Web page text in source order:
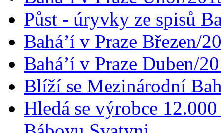
Půst - úryvky ze spisů
Bahá’í v Praze Březen/
Bahá’í v Praze Duben/
Blíží se Mezinárodní
Hledá se výrobce